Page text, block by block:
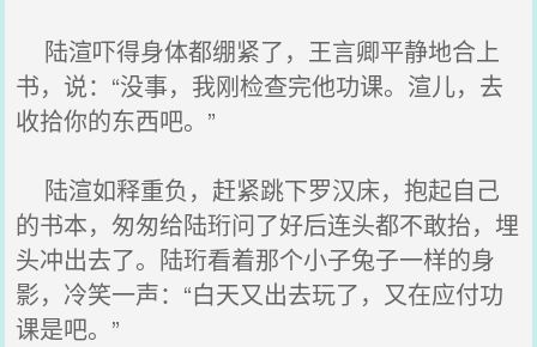
陆渲吓得身体都绷紧了，王言卿平静地合上
书，说：“没事，我刚检查完他功课。渲儿，去
收拾你的东西吧。”
陆渲如释重负，赶紧跳下罗汉床，抱起自己
的书本，匆匆给陆珩问了好后连头都不敢抬，埋
头冲出去了。陆珩看着那个小子兔子一样的身
影，冷笑一声：“白天又出去玩了，又在应付功
课是吧。”